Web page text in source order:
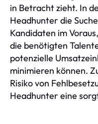
in Betracht zieht. In
Headhunter die
Kandidaten im
die benötigten
potenzielle
minimieren können.
Risiko von
Headhunter eine